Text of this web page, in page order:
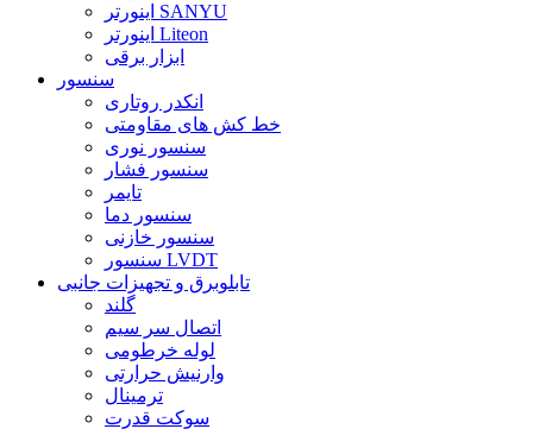
اینورتر SANYU
اینورتر Liteon
ابزار برقی
سنسور
انکدر روتاری
خط کش های مقاومتی
سنسور نوری
سنسور فشار
تایمر
سنسور دما
سنسور خازنی
سنسور LVDT
تابلوبرق و تجهیزات جانبی
گلند
اتصال سر سیم
لوله خرطومی
وارنیش حرارتی
ترمینال
سوکت قدرت